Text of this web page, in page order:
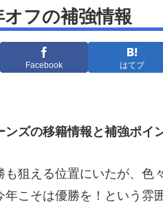
オフの補強情報
Facebook はてブ
ンズの移籍情報と補強ポイ
狙える位置にいたが、色
年こそは優勝を！という